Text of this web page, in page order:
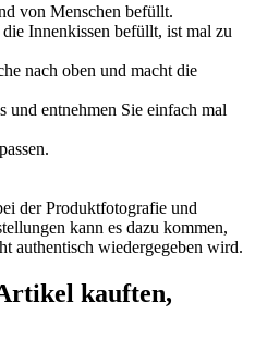
von Menschen befüllt.
Innenkissen befüllt, ist mal zu
nach oben und macht die
und entnehmen Sie einfach mal
der Produktfotografie und
kann es dazu kommen,
authentisch wiedergegeben wird.
kauften,